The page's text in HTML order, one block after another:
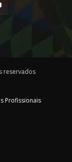
reservados
Profissionais